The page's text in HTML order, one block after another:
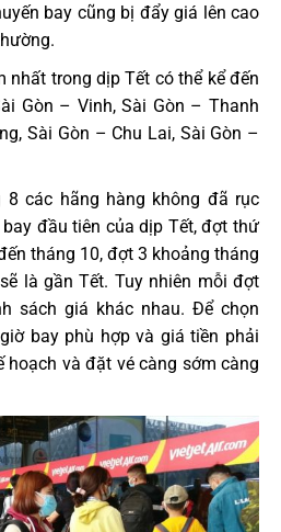
bay cũng bị đẩy giá lên cao
nhất trong dịp Tết có thể kể đến
Gòn – Vinh, Sài Gòn – Thanh
Sài Gòn – Chu Lai, Sài Gòn –
các hãng hàng không đã rục
đầu tiên của dịp Tết, đợt thứ
tháng 10, đợt 3 khoảng tháng
là gần Tết. Tuy nhiên mỗi đợt
sách giá khác nhau. Để chọn
bay phù hợp và giá tiền phải
hoạch và đặt vé càng sớm càng